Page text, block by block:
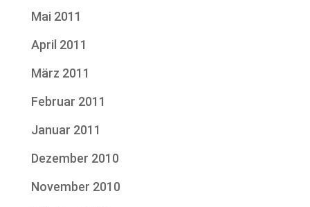
Mai 2011
April 2011
März 2011
Februar 2011
Januar 2011
Dezember 2010
November 2010